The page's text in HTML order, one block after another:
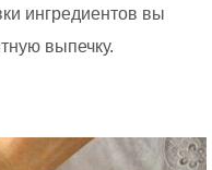
ингредиентов вы
выпечку.